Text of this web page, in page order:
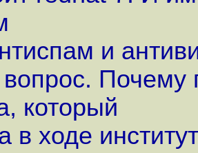
и
Почему
который
в ходе